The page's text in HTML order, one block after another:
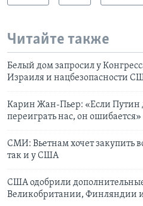
Читайте также
Белый дом запросил у
Израиля и нацбезопасности
Карин Жан-Пьер: «Если Путин
переиграть нас, он ошибается»
СМИ: Вьетнам хочет закупить
так и у США
США одобрили
Великобритании, Финляндии